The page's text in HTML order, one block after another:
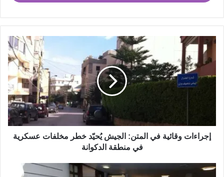
السكنية المكتظة، مما يرفع من وتيرة المأساة الإنسانية التي يعيشها
شارك هذا الموضوع:
WhatsApp فيس بوك Telegram
X
استهداف المساجد جرائم حرب
عدوان إسرائيلي مجزرة البقاع
إجراءات وقائية في المتن: الجيش يُحيّد خطر مخلفات عسكرية
في منطقة الدكوانة